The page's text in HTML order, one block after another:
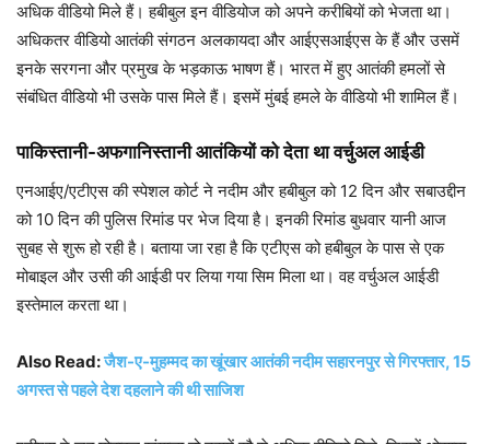
अधिक वीडियो मिले हैं। हबीबुल इन वीडियोज को अपने करीबियों को भेजता था।
अधिकतर वीडियो आतंकी संगठन अलकायदा और आईएसआईएस के हैं और उसमें
इनके सरगना और प्रमुख के भड़काऊ भाषण हैं। भारत में हुए आतंकी हमलों से
संबंधित वीडियो भी उसके पास मिले हैं। इसमें मुंबई हमले के वीडियो भी शामिल हैं।
पाकिस्तानी-अफगानिस्तानी आतंकियों को देता था वर्चुअल आईडी
एनआईए/एटीएस की स्पेशल कोर्ट ने नदीम और हबीबुल को 12 दिन और सबाउद्दीन
को 10 दिन की पुलिस रिमांड पर भेज दिया है। इनकी रिमांड बुधवार यानी आज
सुबह से शुरू हो रही है। बताया जा रहा है कि एटीएस को हबीबुल के पास से एक
मोबाइल और उसी की आईडी पर लिया गया सिम मिला था। वह वर्चुअल आईडी
इस्तेमाल करता था।
Also Read:जैश-ए-मुहम्मद का खूंखार आतंकी नदीम सहारनपुर से गिरफ्तार, 15
अगस्त से पहले देश दहलाने की थी साजिश